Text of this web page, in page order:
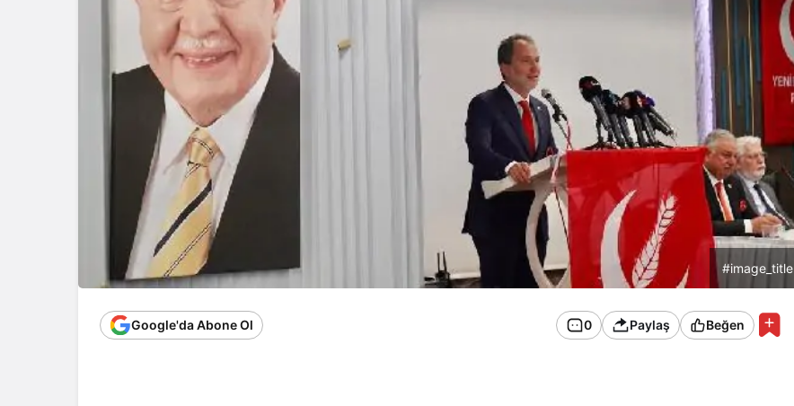
#image_title
Google'da Abone Ol 0 Paylaş Beğen